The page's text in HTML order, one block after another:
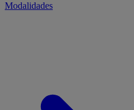
Modalidades